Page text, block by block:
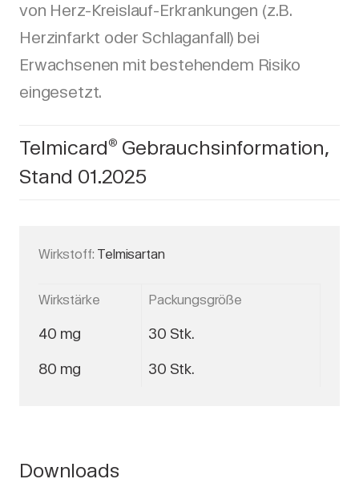
von Herz-Kreislauf-Erkrankungen (z.B.
Herzinfarkt oder Schlaganfall) bei
Erwachsenen mit bestehendem Risiko
eingesetzt.
Telmicard ® Gebrauchsinformation,
Stand 01.2025
Wirkstoff: Telmisartan
Wirkstärke Packungsgröße
40 mg 30 Stk.
80 mg 30 Stk.
Downloads